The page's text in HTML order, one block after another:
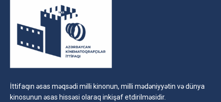
İttifaqın əsas məqsədi milli kinonun, milli mədəniyyətin və dünya
kinosunun əsas hissəsi olaraq inkişaf etdirilməsidir.